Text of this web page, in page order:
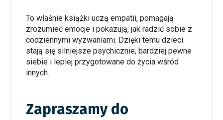
To właśnie książki uczą empatii, pomagają
zrozumieć emocje i pokazują, jak radzić sobie z
codziennymi wyzwaniami. Dzięki temu dzieci
stają się silniejsze psychicznie, bardziej pewne
siebie i lepiej przygotowane do życia wśród
innych.
Zapraszamy do